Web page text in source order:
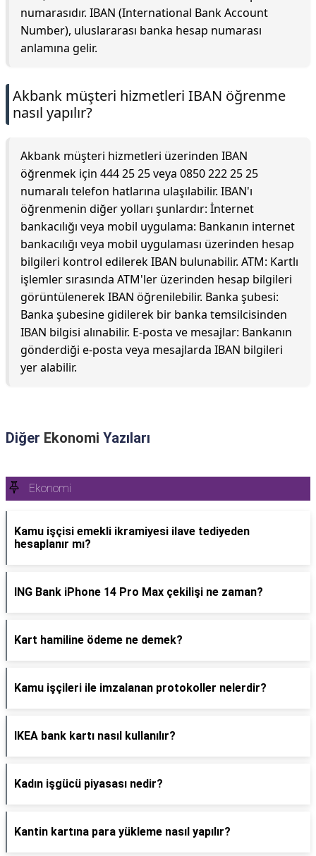
numarasıdır. IBAN (International Bank Account
Number), uluslararası banka hesap numarası
anlamına gelir.
Akbank müşteri hizmetleri IBAN öğrenme
nasıl yapılır?
Akbank müşteri hizmetleri üzerinden IBAN
öğrenmek için 444 25 25 veya 0850 222 25 25
numaralı telefon hatlarına ulaşılabilir. IBAN'ı
öğrenmenin diğer yolları şunlardır: İnternet
bankacılığı veya mobil uygulama: Bankanın internet
bankacılığı veya mobil uygulaması üzerinden hesap
bilgileri kontrol edilerek IBAN bulunabilir. ATM: Kartlı
işlemler sırasında ATM'ler üzerinden hesap bilgileri
görüntülenerek IBAN öğrenilebilir. Banka şubesi:
Banka şubesine gidilerek bir banka temsilcisinden
IBAN bilgisi alınabilir. E-posta ve mesajlar: Bankanın
gönderdiği e-posta veya mesajlarda IBAN bilgileri
yer alabilir.
Diğer Ekonomi Yazıları
Ekonomi
Kamu işçisi emekli ikramiyesi ilave tediyeden
hesaplanır mı?
ING Bank iPhone 14 Pro Max çekilişi ne zaman?
Kart hamiline ödeme ne demek?
Kamu işçileri ile imzalanan protokoller nelerdir?
IKEA bank kartı nasıl kullanılır?
Kadın işgücü piyasası nedir?
Kantin kartına para yükleme nasıl yapılır?